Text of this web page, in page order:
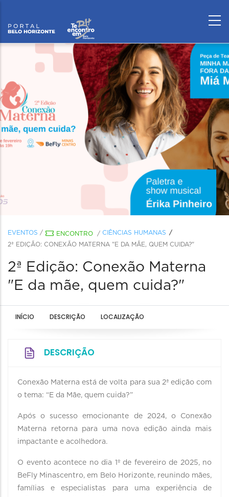
EVENTOS / ENCONTRO / CIÊNCIAS HUMANAS
2ª EDIÇÃO: CONEXÃO MATERNA "E DA MÃE, QUEM CUIDA?"
2ª Edição: Conexão Materna
"E da mãe, quem cuida?"
INÍCIO DESCRIÇÃO LOCALIZAÇÃO
DESCRIÇÃO
Conexão Materna está de volta para sua 2ª edição com
o tema: “E da Mãe, quem cuida?”
Após o sucesso emocionante de 2024, o Conexão
Materna retorna para uma nova edição ainda mais
impactante e acolhedora.
O evento acontece no dia 1º de fevereiro de 2025, no
BeFly Minascentro, em Belo Horizonte, reunindo mães,
famílias e especialistas para uma experiência de